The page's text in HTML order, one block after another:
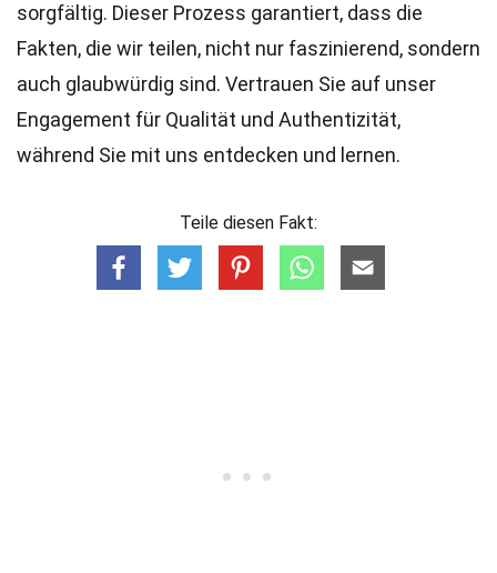
sorgfältig. Dieser Prozess garantiert, dass die
Fakten, die wir teilen, nicht nur faszinierend, sondern
auch glaubwürdig sind. Vertrauen Sie auf unser
Engagement für Qualität und Authentizität,
während Sie mit uns entdecken und lernen.
Teile diesen Fakt: